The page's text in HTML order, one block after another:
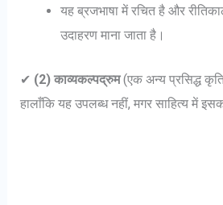
यह ब्रजभाषा में रचित है और
उदाहरण माना जाता है।
✔ (2) काव्यकल्पद्रुम(एक अन्य प्रसिद्ध
हालाँकि यह उपलब्ध नहीं, मगर साहित्य में